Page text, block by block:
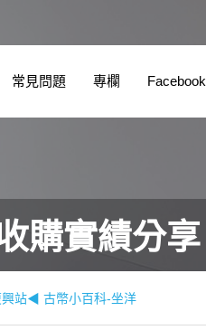
常見問題 專欄 Facebook
購實績分享
站◀ 古幣小百科-坐洋